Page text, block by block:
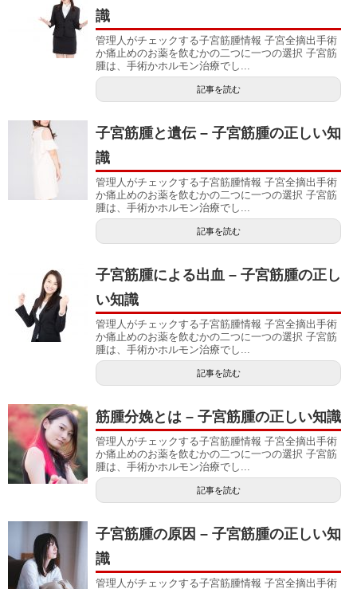
識
管理人がチェックする子宮筋腫情報 子宮全摘出手術
か痛止めのお薬を飲むかの二つに一つの選択 子宮筋
腫は、手術かホルモン治療でし...
記事を読む
子宮筋腫と遺伝 – 子宮筋腫の正しい知
識
管理人がチェックする子宮筋腫情報 子宮全摘出手術
か痛止めのお薬を飲むかの二つに一つの選択 子宮筋
腫は、手術かホルモン治療でし...
記事を読む
子宮筋腫による出血 – 子宮筋腫の正し
い知識
管理人がチェックする子宮筋腫情報 子宮全摘出手術
か痛止めのお薬を飲むかの二つに一つの選択 子宮筋
腫は、手術かホルモン治療でし...
記事を読む
筋腫分娩とは – 子宮筋腫の正しい知識
管理人がチェックする子宮筋腫情報 子宮全摘出手術
か痛止めのお薬を飲むかの二つに一つの選択 子宮筋
腫は、手術かホルモン治療でし...
記事を読む
子宮筋腫の原因 – 子宮筋腫の正しい知
識
管理人がチェックする子宮筋腫情報 子宮全摘出手術